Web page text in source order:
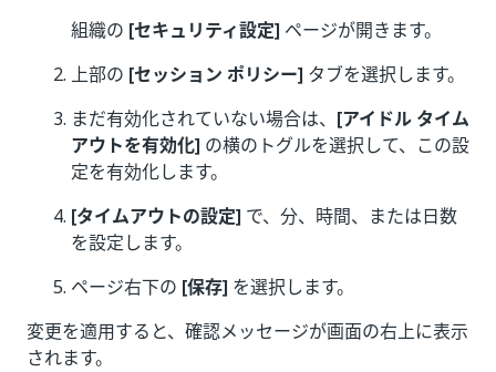
組織の [セキュリティ設定] ページが開きます。
上部の [セッション ポリシー] タブを選択します。
まだ有効化されていない場合は、 [アイドル タイム
アウトを有効化] の横のトグルを選択して、この設
定を有効化します。
[タイムアウトの設定] で、分、時間、または日数
を設定します。
ページ右下の [保存] を選択します。
変更を適用すると、確認メッセージが画面の右上に表示
されます。